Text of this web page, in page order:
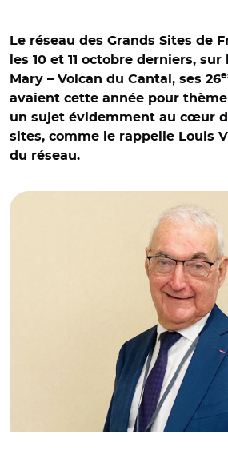
Le réseau des Grands Sites de
les 10 et 11 octobre derniers,
Mary – Volcan du Cantal, ses 26
avaient cette année pour thème
un sujet évidemment au cœur
sites, comme le rappelle Louis
du réseau.